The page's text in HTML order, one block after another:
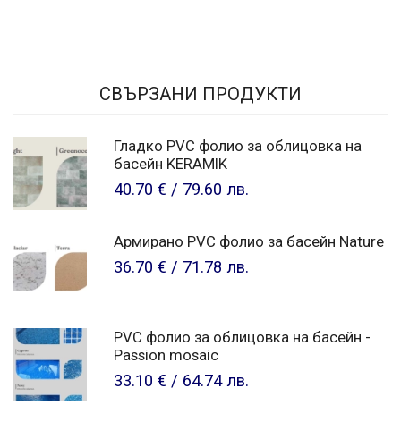
СВЪРЗАНИ ПРОДУКТИ
Гладко PVC фолио за облицовка на
басейн KERAMIK
40.70 € / 79.60 лв.
Армирано PVC фолио за басейн Nature
36.70 € / 71.78 лв.
PVC фолио за облицовка на басейн -
Passion mosaic
33.10 € / 64.74 лв.